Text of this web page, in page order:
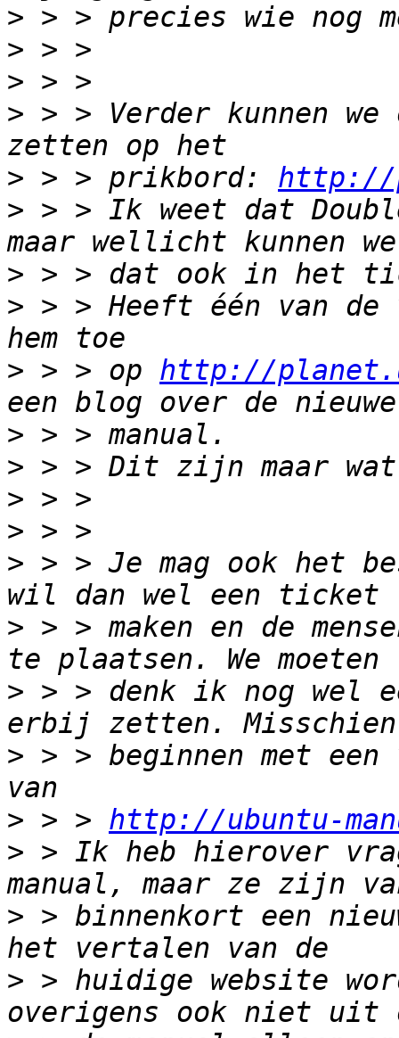
>
>
>
> > > Verder kunnen
> > > prikbord: http://
> > > Ik weet dat
>
> > > Heeft één van de
> > > op http://
>
>
>
>
> > > Je mag ook het
> > > maken en de
> > > denk ik nog wel
> > > beginnen met een
> > > http://ubuntu-
> > Ik heb hierover
> > binnenkort een
> > huidige website